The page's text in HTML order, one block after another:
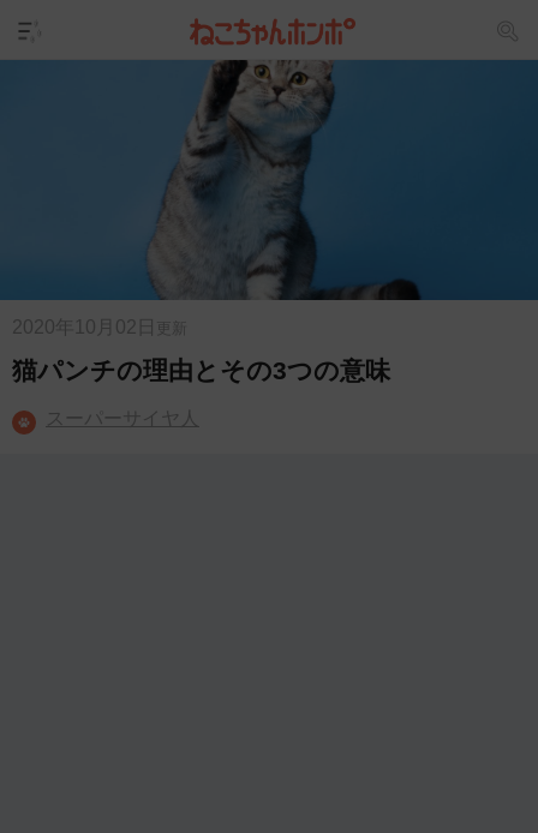
2020年10月02日 更新
猫パンチの理由とその3つの意味
スーパーサイヤ人